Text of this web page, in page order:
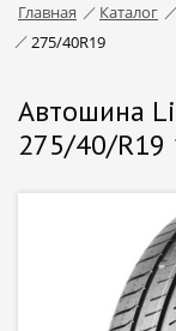
Главная Каталог
275/40R19
Автошина
275/40/R19